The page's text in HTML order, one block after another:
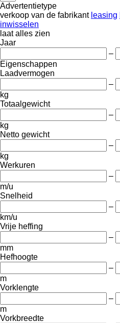
Advertentietype
verkoop van de fabrikant leasing
inwisselen
laat alles zien
Jaar
–
Eigenschappen
Laadvermogen
–
kg
Totaalgewicht
–
kg
Netto gewicht
–
kg
Werkuren
–
m/u
Snelheid
–
km/u
Vrije heffing
–
mm
Hefhoogte
–
m
Vorklengte
–
m
Vorkbreedte